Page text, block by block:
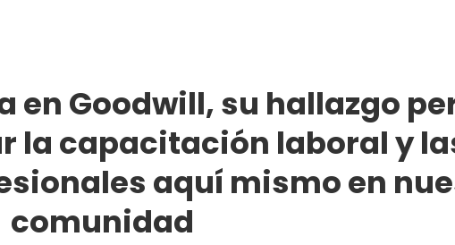
en Goodwill, su hallazgo
la capacitación laboral y
aquí mismo en
comunidad